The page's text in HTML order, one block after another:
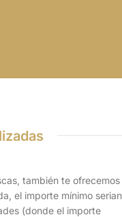
también te ofrecemos
el importe mínimo serian
(donde el importe